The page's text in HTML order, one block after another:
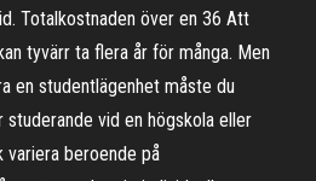
Totalkostnaden över en 36 Att
tyvärr ta flera år för många. Men
en studentlägenhet måste du
vid en högskola eller
variera beroende på